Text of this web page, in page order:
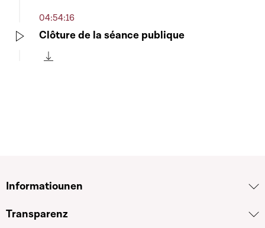
04:54:16
Clôture de la séance publique
Informatiounen
Transparenz